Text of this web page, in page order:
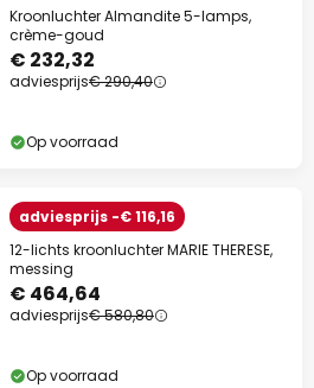
Kroonluchter Almandite 5-lamps,
crème-goud
€ 232,32
adviesprijs€ 290,40
Op voorraad
adviesprijs -€ 116,16
12-lichts kroonluchter MARIE THERESE,
messing
€ 464,64
adviesprijs€ 580,80
Op voorraad